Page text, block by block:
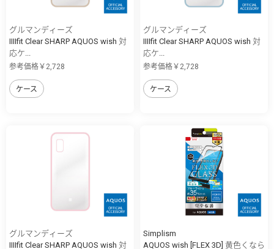
グルマンディーズ
IIIIfit Clear SHARP AQUOS wish 対
応ケ...
参考価格￥2,728
ケース
グルマンディーズ
IIIIfit Clear SHARP AQUOS wish 対
応ケ...
参考価格￥2,728
ケース
グルマンディーズ
IIIIfit Clear SHARP AQUOS wish 対
Simplism
AQUOS wish [FLEX 3D] 黄色くなら